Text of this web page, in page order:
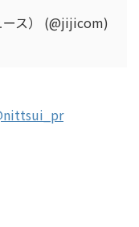
ス） (@jijicom)